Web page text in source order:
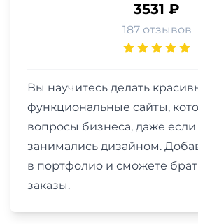
3531 ₽
187 отзывов
Вы научитесь делать
функциональные сайты,
вопросы бизнеса, даже если
занимались дизайном.
в портфолио и сможете
заказы.